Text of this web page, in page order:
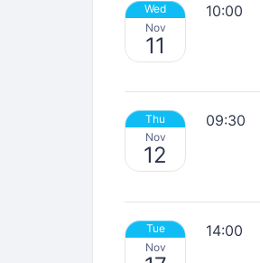
Wed
Nov
11
10:00
Thu
Nov
12
09:30
Tue
Nov
14:00